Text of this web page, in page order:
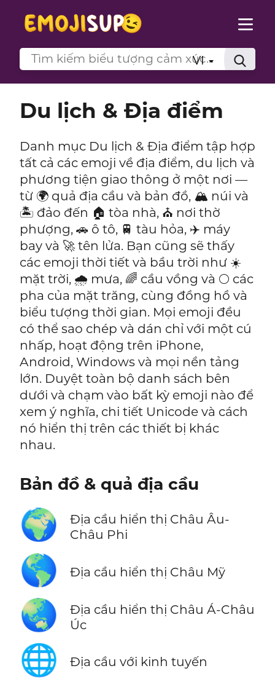
VI
Du lịch & Địa điểm
Danh mục Du lịch & Địa điểm tập hợp
tất cả các emoji về địa điểm, du lịch và
phương tiện giao thông ở một nơi —
từ 🌍 quả địa cầu và bản đồ, 🏔️ núi và
🏝️ đảo đến 🏠 tòa nhà, ⛪ nơi thờ
phượng, 🚗 ô tô, 🚆 tàu hỏa, ✈️ máy
bay và 🚀 tên lửa. Bạn cũng sẽ thấy
các emoji thời tiết và bầu trời như ☀️
mặt trời, 🌧️ mưa, 🌈 cầu vồng và 🌕 các
pha của mặt trăng, cùng đồng hồ và
biểu tượng thời gian. Mọi emoji đều
có thể sao chép và dán chỉ với một cú
nhấp, hoạt động trên iPhone,
Android, Windows và mọi nền tảng
lớn. Duyệt toàn bộ danh sách bên
dưới và chạm vào bất kỳ emoji nào để
xem ý nghĩa, chi tiết Unicode và cách
nó hiển thị trên các thiết bị khác
nhau.
Bản đồ & quả địa cầu
🌍
Địa cầu hiển thị Châu Âu-
Châu Phi
🌎 Địa cầu hiển thị Châu Mỹ
🌏
Địa cầu hiển thị Châu Á-Châu
Úc
🌐 Địa cầu với kinh tuyến